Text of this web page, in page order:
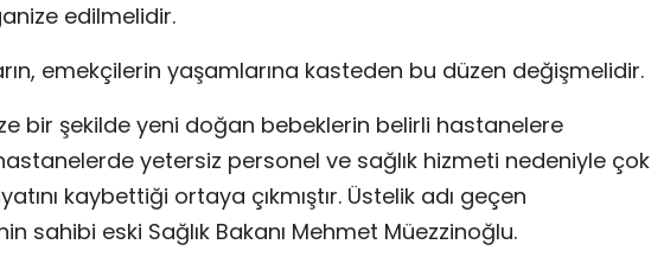
edilmelidir.
emekçilerin yaşamlarına kasteden bu düzen değişmelidir.
bir şekilde yeni doğan bebeklerin belirli hastanelere
yetersiz personel ve sağlık hizmeti nedeniyle çok
kaybettiği ortaya çıkmıştır. Üstelik adı geçen
sahibi eski Sağlık Bakanı Mehmet Müezzinoğlu.